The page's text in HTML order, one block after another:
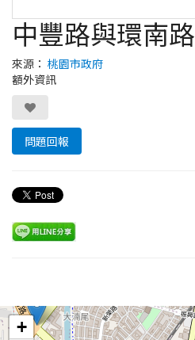
中豐路與環南路
來源： 桃園市政府
額外資訊
問題回報
+